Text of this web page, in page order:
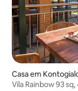
Casa em
Vila Rainbow 93